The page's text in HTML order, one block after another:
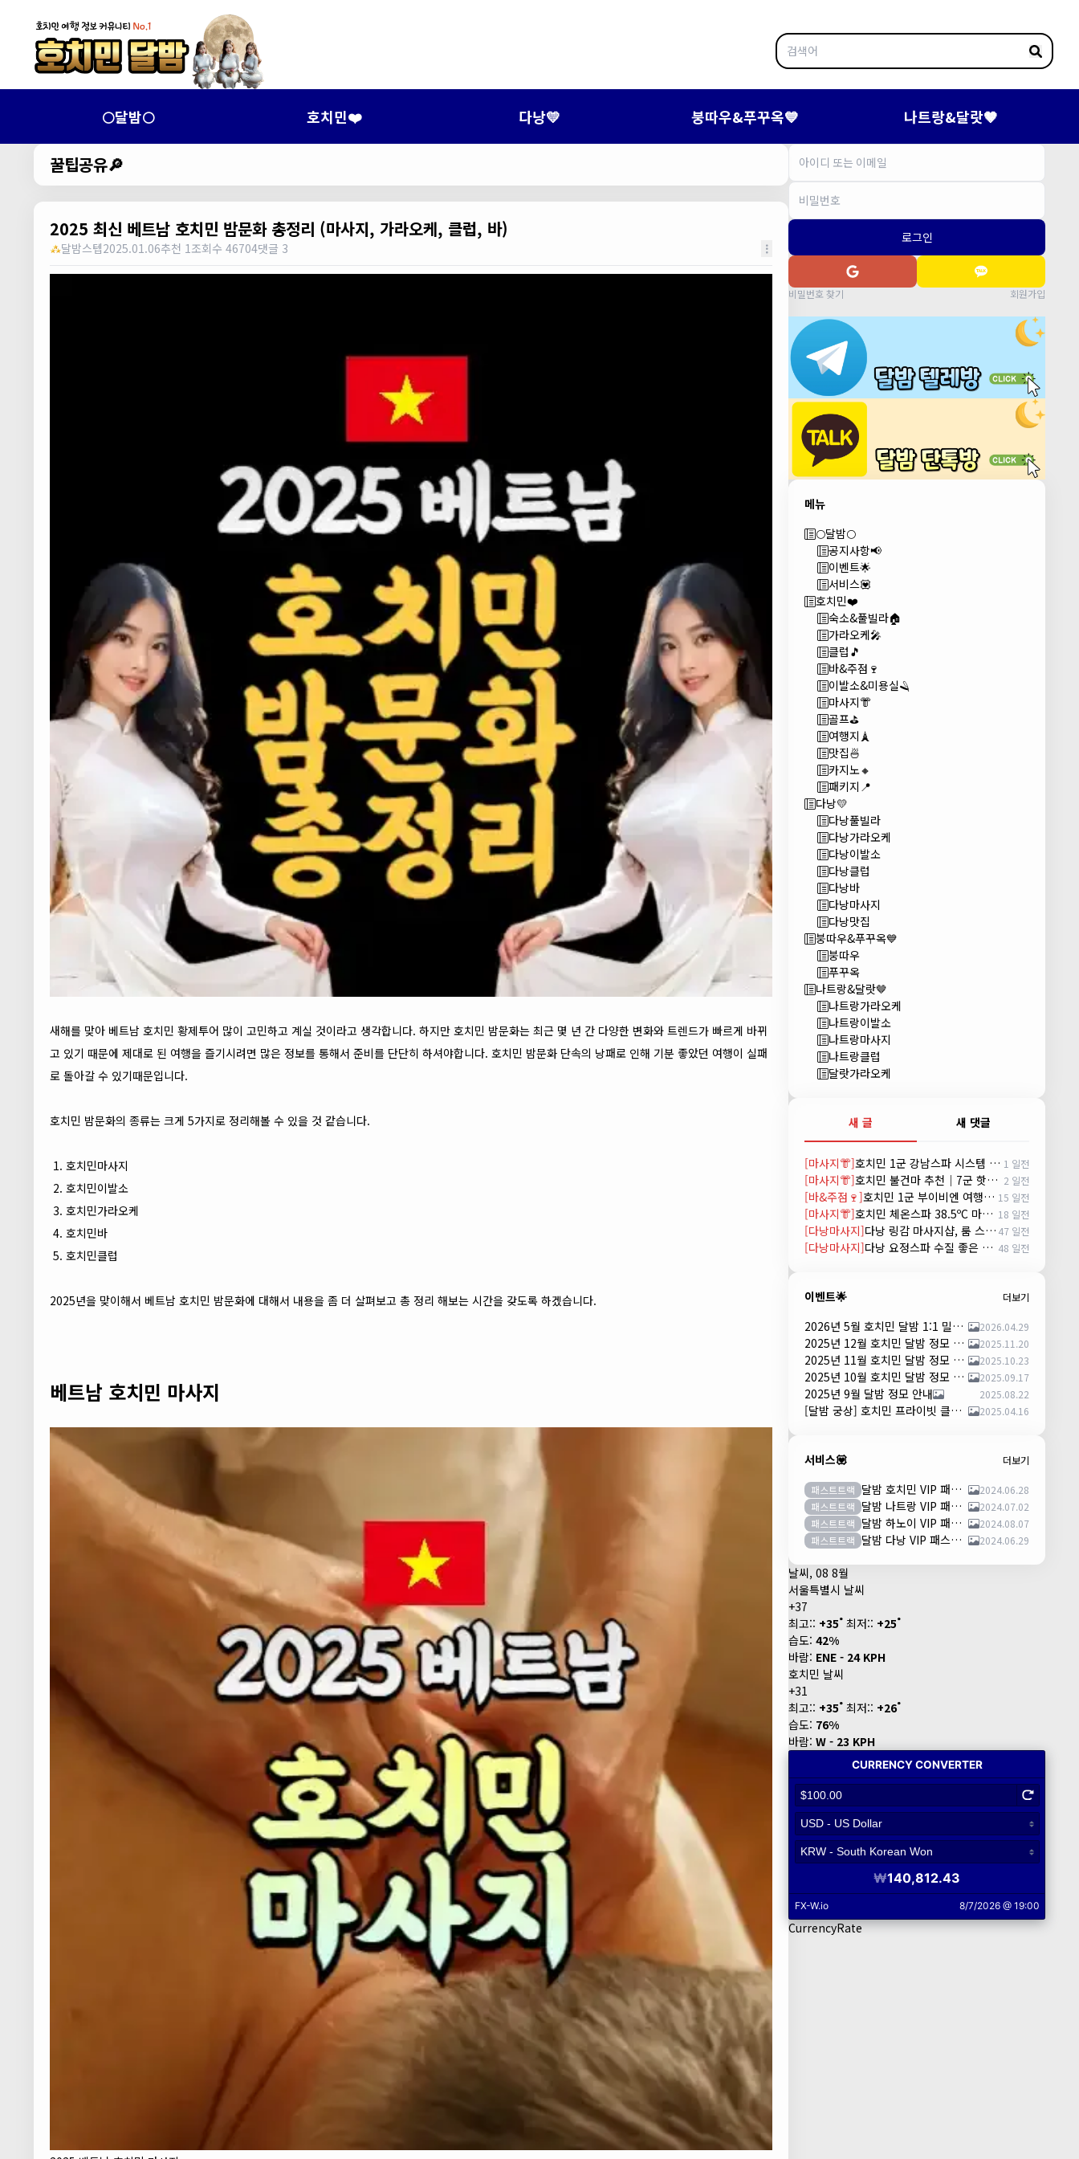
🌕달밤🌕 호치민❤️ 다낭💛 붕따우&푸꾸옥💙 나트랑&달랏🤎
꿀팁공유🔎
2025 최신 베트남 호치민 밤문화 총정리 (마사지, 가라오케, 클럽, 바)
달밤스텝2025.01.06추천 1조회수 46704댓글 3
새해를 맞아 베트남 호치민 황제투어 많이 고민하고 계실 것이라고 생각합니다. 하지만 호치민 밤문화는 최근 몇 년 간 다양한 변화와 트렌드가 빠르게 바뀌
고 있기 때문에 제대로 된 여행을 즐기시려면 많은 정보를 통해서 준비를 단단히 하셔야합니다. 호치민 밤문화 단속의 낭패로 인해 기분 좋았던 여행이 실패
로 돌아갈 수 있기때문입니다.
호치민 밤문화의 종류는 크게 5가지로 정리해볼 수 있을 것 같습니다.
호치민마사지
호치민이발소
호치민가라오케
호치민바
호치민클럽
2025년을 맞이해서 베트남 호치민 밤문화에 대해서 내용을 좀 더 살펴보고 총 정리 해보는 시간을 갖도록 하겠습니다.
베트남 호치민 마사지
로그인
비밀번호 찾기 회원가입
메뉴
🌕달밤🌕
공지사항📢
이벤트🌟
서비스💟
호치민❤️
숙소&풀빌라🏠
가라오케🎤
클럽🎵
바&주점🍷
이발소&미용실🪒
마사지👘
골프⛳
여행지🗼
맛집🍜
카지노🔸
패키지📍
다낭💛
다낭풀빌라
다낭가라오케
다낭이발소
다낭클럽
다낭바
다낭마사지
다낭맛집
붕따우&푸꾸옥💙
붕따우
푸꾸옥
나트랑&달랏🤎
나트랑가라오케
나트랑이발소
나트랑마사지
나트랑클럽
달랏가라오케
새 글 새 댓글
[마사지👘] 호치민 1군 강남스파 시스템 및 예약방법 (GANGNAM SPA) 1 일전
[마사지👘] 호치민 불건마 추천｜7군 핫스톤 마사지(Hot Stone massage) 2 일전
[바&주점🍷] 호치민 1군 부이비엔 여행자거리 착석 토킹바 놀이터 (NORITER LOUNGE) 15 일전
[마사지👘] 호치민 체온스파 38.5ºC 마사지 CHEON SPA Massage 18 일전
[다낭마사지] 다낭 링감 마사지샵, 룸 스파(Room Spa) 예약 47 일전
[다낭마사지] 다낭 요정스파 수질 좋은 곳 시스템 및 예약 방법 48 일전
이벤트🌟 더보기
2026년 5월 호치민 달밤 1:1 밀착 댄서 파티 안내 2026.04.29
2025년 12월 호치민 달밤 정모 안내 2025.11.20
2025년 11월 호치민 달밤 정모 안내 2025.10.23
2025년 10월 호치민 달밤 정모 안내 2025.09.17
2025년 9월 달밤 정모 안내 2025.08.22
[달밤 궁상] 호치민 프라이빗 클럽 댄스 파티 – 하루 한 팀만! 2025.04.16
서비스💟 더보기
패스트트랙 달밤 호치민 VIP 패스트트랙 이용안내 (떤션넛공항)
2024.06.28
패스트트랙
달밤 나트랑 VIP 패스트트랙 이용안내 (깜란공항)
2024.07.02
패스트트랙
달밤 하노이 VIP 패스트트랙 이용안내 (노이바이공항)
2024.08.07
패스트트랙
달밤 다낭 VIP 패스트트랙 이용안내 (다낭국제공항) 2024.06.29
날씨, 08 8월
서울특별시 날씨
+37
최고:: +35° 최저:: +25°
습도: 42%
바람: ENE - 24 KPH
호치민 날씨
+31
최고:: +35° 최저:: +26°
습도: 76%
바람: W - 23 KPH
CurrencyRate